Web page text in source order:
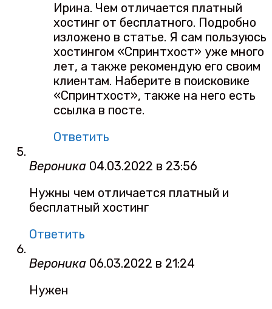
Ирина. Чем отличается платный
хостинг от бесплатного. Подробно
изложено в статье. Я сам пользуюсь
хостингом «Спринтхост» уже много
лет, а также рекомендую его своим
клиентам. Наберите в поисковике
«Спринтхост», также на него есть
ссылка в посте.
Ответить
Вероника 04.03.2022 в 23:56
Нужны чем отличается платный и
бесплатный хостинг
Ответить
Вероника 06.03.2022 в 21:24
Нужен